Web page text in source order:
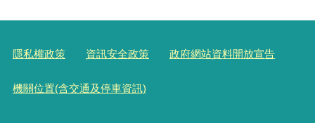
隱私權政策 資訊安全政策 政府網站資料開放宣告
機關位置(含交通及停車資訊)